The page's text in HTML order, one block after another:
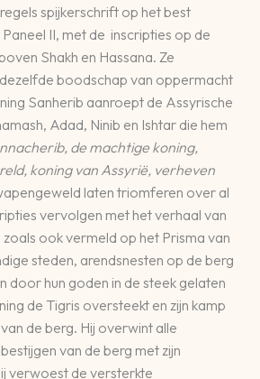
spijkerschrift op het best
II, met de inscripties op de
Shakh en Hassana. Ze
boodschap van oppermacht
Sanherib aanroept de Assyrische
Adad, Ninib en Ishtar die hem
de machtige koning,
koning van Assyrië, verheven
laten triomferen over al
vervolgen met het verhaal van
ook vermeld op het Prisma van
steden, arendsnesten op de berg
door hun goden in de steek gelaten
de Tigris oversteekt en zijn kamp
de berg. Hij overwint alle
van de berg met zijn
verwoest de versterkte